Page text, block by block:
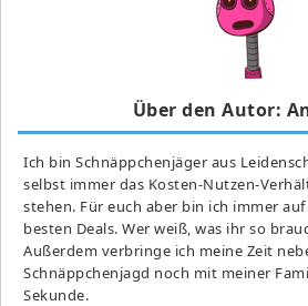
Über den Autor:
Ich bin Schnäppchenjäger aus
selbst immer das Kosten-Nutzen-
stehen. Für euch aber bin ich immer
besten Deals. Wer weiß, was ihr so
Außerdem verbringe ich meine Zeit
Schnäppchenjagd noch mit meiner
Sekunde.